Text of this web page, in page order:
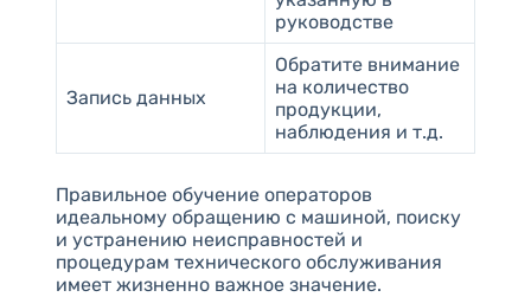
руководстве
Запись данных
Обратите внимание
на количество
продукции,
наблюдения и т.д.
Правильное обучение операторов
идеальному обращению с машиной, поиску
и устранению неисправностей и
процедурам технического обслуживания
имеет жизненно важное значение.